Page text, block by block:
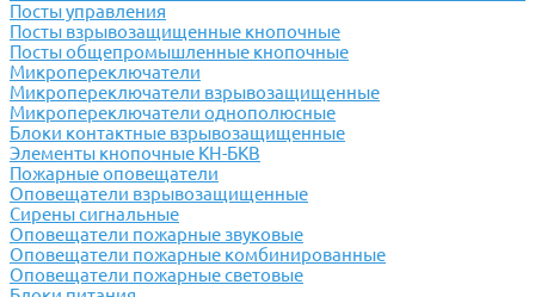
Посты управления
Посты взрывозащищенные кнопочные
Посты общепромышленные кнопочные
Микропереключатели
Микропереключатели взрывозащищенные
Микропереключатели однополюсные
Блоки контактные взрывозащищенные
Элементы кнопочные КН-БКВ
Пожарные оповещатели
Оповещатели взрывозащищенные
Сирены сигнальные
Оповещатели пожарные звуковые
Оповещатели пожарные комбинированные
Оповещатели пожарные световые